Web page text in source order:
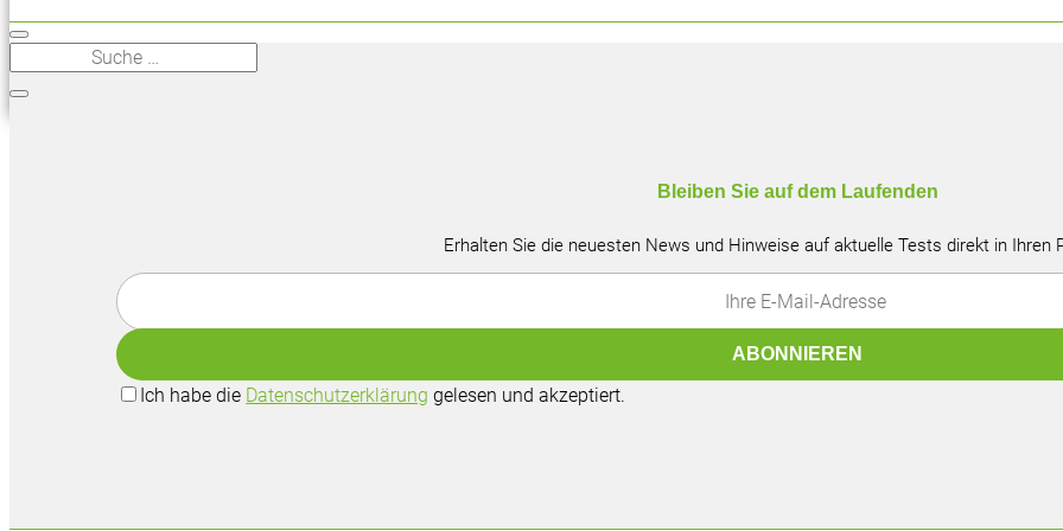
Bleiben Sie auf dem Laufenden
Erhalten Sie die neuesten News und Hinweise auf aktuelle Tests direkt in Ihren
Ich habe die Datenschutzerklärung gelesen und akzeptiert.